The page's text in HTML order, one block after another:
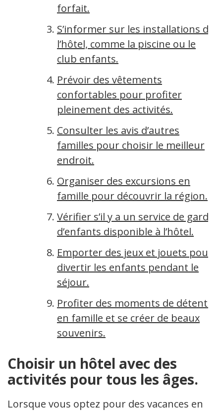
forfait.
S’informer sur les installations de
l’hôtel, comme la piscine ou le
club enfants.
Prévoir des vêtements
confortables pour profiter
pleinement des activités.
Consulter les avis d’autres
familles pour choisir le meilleur
endroit.
Organiser des excursions en
famille pour découvrir la région.
Vérifier s’il y a un service de garde
d’enfants disponible à l’hôtel.
Emporter des jeux et jouets pour
divertir les enfants pendant le
séjour.
Profiter des moments de détente
en famille et se créer de beaux
souvenirs.
Choisir un hôtel avec des
activités pour tous les âges.
Lorsque vous optez pour des vacances en